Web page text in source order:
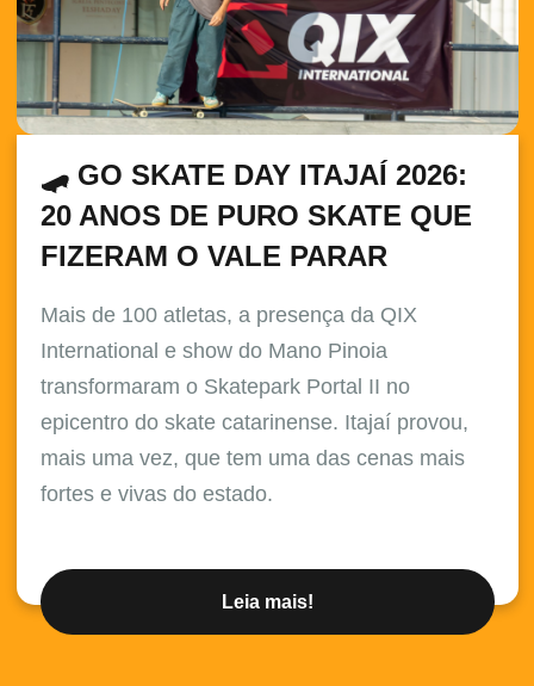
🛹 GO SKATE DAY ITAJAÍ 2026:
20 ANOS DE PURO SKATE QUE
FIZERAM O VALE PARAR
Mais de 100 atletas, a presença da QIX
International e show do Mano Pinoia
transformaram o Skatepark Portal II no
epicentro do skate catarinense. Itajaí provou,
mais uma vez, que tem uma das cenas mais
fortes e vivas do estado.
Leia mais!